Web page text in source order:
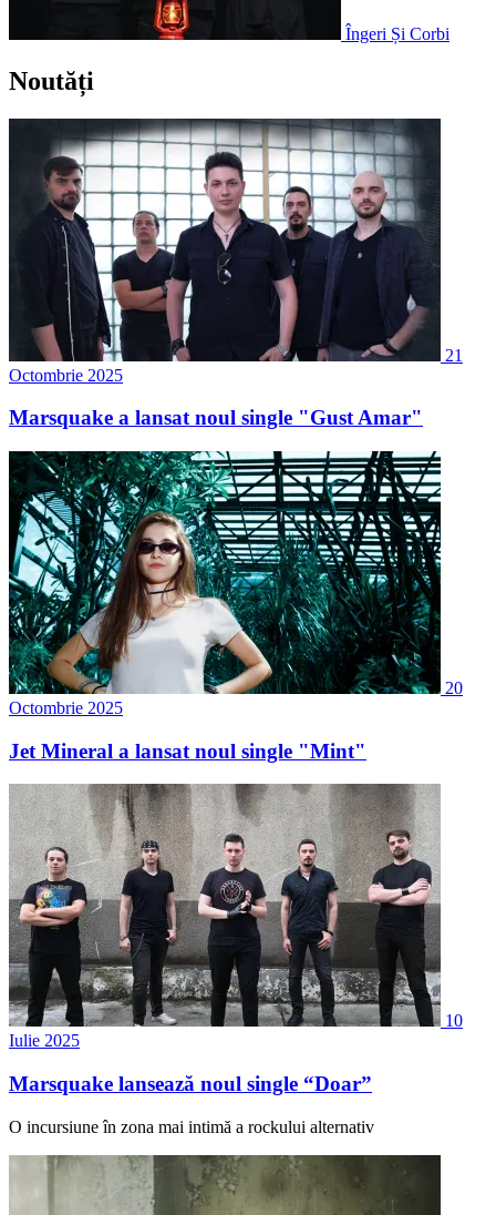
Îngeri Și Corbi
Noutăți
21
Octombrie 2025
Marsquake a lansat noul single "Gust Amar"
20
Octombrie 2025
Jet Mineral a lansat noul single "Mint"
10
Iulie 2025
Marsquake lansează noul single “Doar”
O incursiune în zona mai intimă a rockului alternativ